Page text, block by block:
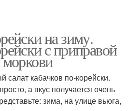
на зиму.
с приправой
салат кабачков по-корейски.
а вкус получается очень
зима, на улице вьюга,